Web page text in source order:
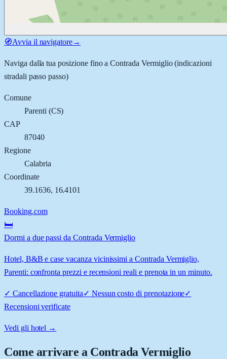
🧭Avvia il navigatore→
Naviga dalla tua posizione fino aContrada Vermiglio(indicazioni
stradali passo passo)
Comune
Parenti (CS)
CAP
87040
Regione
Calabria
Coordinate
39.1636, 16.4101
Booking.com
🛏️
Dormi a due passi da Contrada Vermiglio
Hotel, B&B e case vacanza vicinissimi a Contrada Vermiglio,
Parenti: confronta prezzi e recensioni reali e prenota in un minuto.
✓ Cancellazione gratuita✓ Nessun costo di prenotazione✓
Recensioni verificate
Vedi gli hotel →
Come arrivare a Contrada Vermiglio